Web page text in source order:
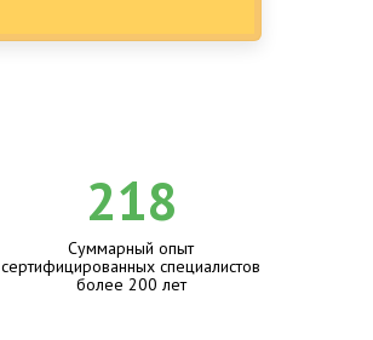
218
Суммарный опыт
сертифицированных специалистов
более 200 лет